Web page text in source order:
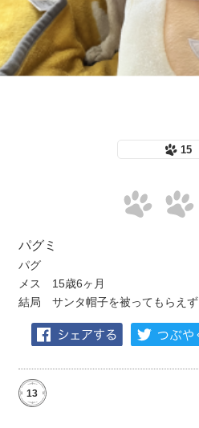
15
パグミ
パグ
メス 15歳6ヶ月
結局 サンタ帽子を被ってもらえず
13